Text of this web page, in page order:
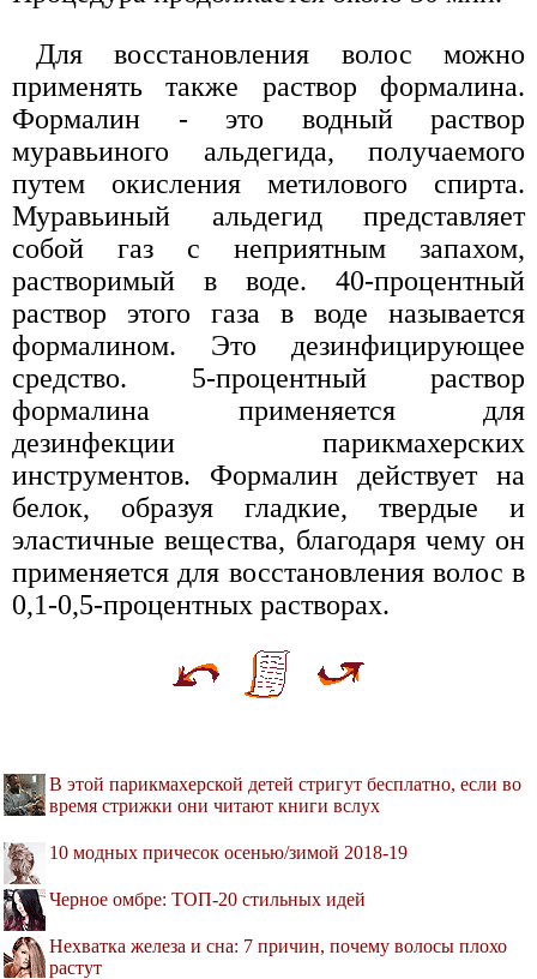
Для восстановления волос можно
применять также раствор формалина.
Формалин - это водный раствор
муравьиного альдегида, получаемого
путем окисления метилового спирта.
Муравьиный альдегид представляет
собой газ с неприятным запахом,
растворимый в воде. 40-процентный
раствор этого газа в воде называется
формалином. Это дезинфицирующее
средство. 5-процентный раствор
формалина применяется для
дезинфекции парикмахерских
инструментов. Формалин действует на
белок, образуя гладкие, твердые и
эластичные вещества, благодаря чему он
применяется для восстановления волос в
0,1-0,5-процентных растворах.
В этой парикмахерской детей стригут бесплатно, если во
время стрижки они читают книги вслух
10 модных причесок осенью/зимой 2018-19
Черное омбре: ТОП-20 стильных идей
Нехватка железа и сна: 7 причин, почему волосы плохо
растут